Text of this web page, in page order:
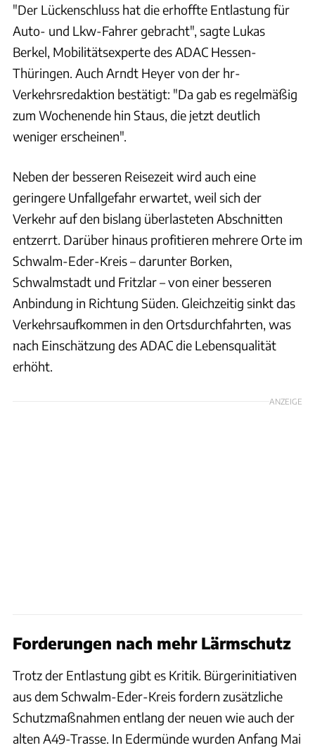
"Der Lückenschluss hat die erhoffte Entlastung für
Auto- und Lkw-Fahrer gebracht", sagte Lukas
Berkel, Mobilitätsexperte des ADAC Hessen-
Thüringen. Auch Arndt Heyer von der hr-
Verkehrsredaktion bestätigt: "Da gab es regelmäßig
zum Wochenende hin Staus, die jetzt deutlich
weniger erscheinen".
Neben der besseren Reisezeit wird auch eine
geringere Unfallgefahr erwartet, weil sich der
Verkehr auf den bislang überlasteten Abschnitten
entzerrt. Darüber hinaus profitieren mehrere Orte im
Schwalm-Eder-Kreis – darunter Borken,
Schwalmstadt und Fritzlar – von einer besseren
Anbindung in Richtung Süden. Gleichzeitig sinkt das
Verkehrsaufkommen in den Ortsdurchfahrten, was
nach Einschätzung des ADAC die Lebensqualität
erhöht.
ANZEIGE
Forderungen nach mehr Lärmschutz
Trotz der Entlastung gibt es Kritik. Bürgerinitiativen
aus dem Schwalm-Eder-Kreis fordern zusätzliche
Schutzmaßnahmen entlang der neuen wie auch der
alten A49-Trasse. In Edermünde wurden Anfang Mai